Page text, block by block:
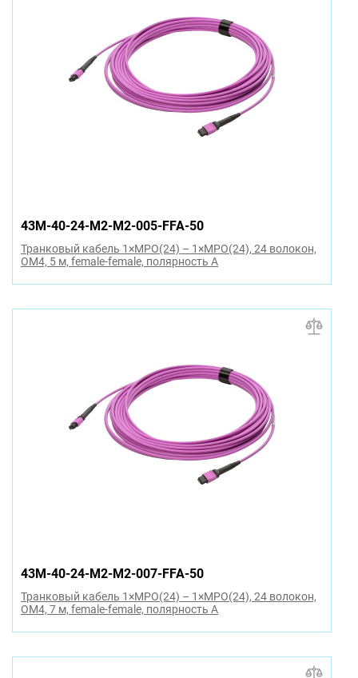
43M-40-24-M2-M2-005-FFA-50
Транковый кабель 1×MPO(24) – 1×MPO(24), 24 волокон,
OM4, 5 м, female-female, полярность A
43M-40-24-M2-M2-007-FFA-50
Транковый кабель 1×MPO(24) – 1×MPO(24), 24 волокон,
OM4, 7 м, female-female, полярность A